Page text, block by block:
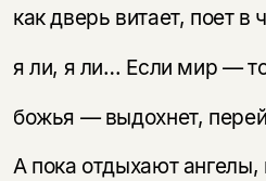
как дверь витает, поет в
я ли, я ли… Если мир —
божья — выдохнет,
А пока отдыхают ангелы,